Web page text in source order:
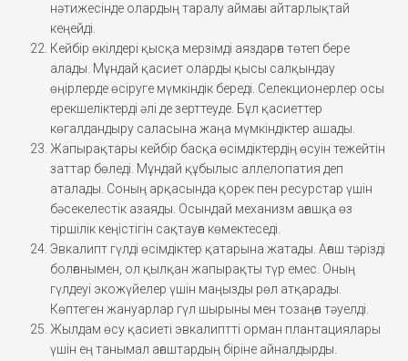
нәтижесінде олардың таралу аймағы айтарлықтай
кеңейді.
Кейбір өкілдері қысқа мерзімді аяздарға төтеп бере
алады. Мұндай қасиет оларды қысы салқындау
өңірлерде өсіруге мүмкіндік береді. Селекционерлер осы
ерекшеліктерді әлі де зерттеуде. Бұл қасиеттер
көгалдандыру саласына жаңа мүмкіндіктер ашады.
Жапырақтары кейбір басқа өсімдіктердің өсуін тежейтін
заттар бөледі. Мұндай құбылыс аллелопатия деп
аталады. Соның арқасында қорек пен ресурстар үшін
бәсекелестік азаяды. Осындай механизм ағашқа өз
тіршілік кеңістігін сақтауға көмектеседі.
Эвкалипт гүлді өсімдіктер қатарына жатады. Ағаш тәрізді
болғанымен, ол қылқан жапырақты түр емес. Оның
гүлдеуі экожүйелер үшін маңызды рөл атқарады.
Көптеген жануарлар гүл шырыны мен тозаңға тәуелді.
Жылдам өсу қасиеті эвкалиптті орман плантациялары
үшін ең танымал ағаштардың біріне айналдырды.